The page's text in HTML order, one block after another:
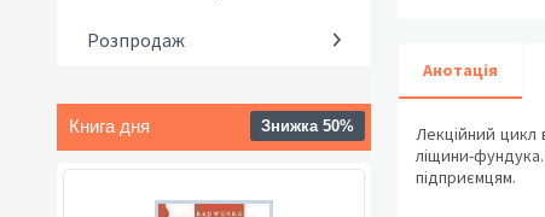
Розпродаж
Книга дня Знижка 50%
Анотація
Лекційний цикл
ліщини-
підприємцям.